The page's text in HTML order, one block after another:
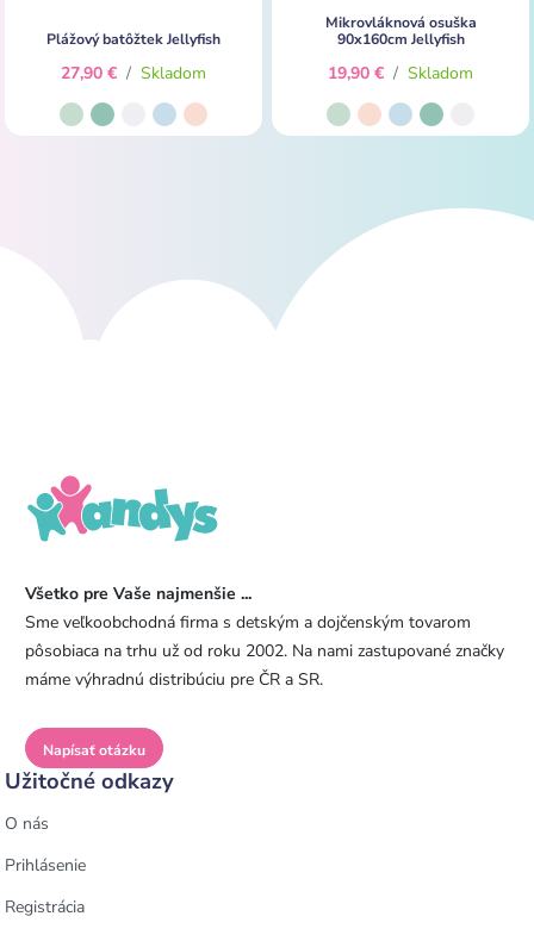
Plážový batôžtek Jellyfish
27,90 € / Skladom
Mikrovláknová osuška
90x160cm Jellyfish
19,90 € / Skladom
Všetko pre Vaše najmenšie ...
Sme veľkoobchodná firma s detským a dojčenským tovarom
pôsobiaca na trhu už od roku 2002. Na nami zastupované značky
máme výhradnú distribúciu pre ČR a SR.
Napísať otázku
Užitočné odkazy
O nás
Prihlásenie
Registrácia